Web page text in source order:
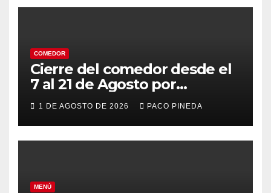
COMEDOR
Cierre del comedor desde el
7 al 21 de Agosto por
vacaciones
1 DE AGOSTO DE 2026 PACO PINEDA
MENÚ